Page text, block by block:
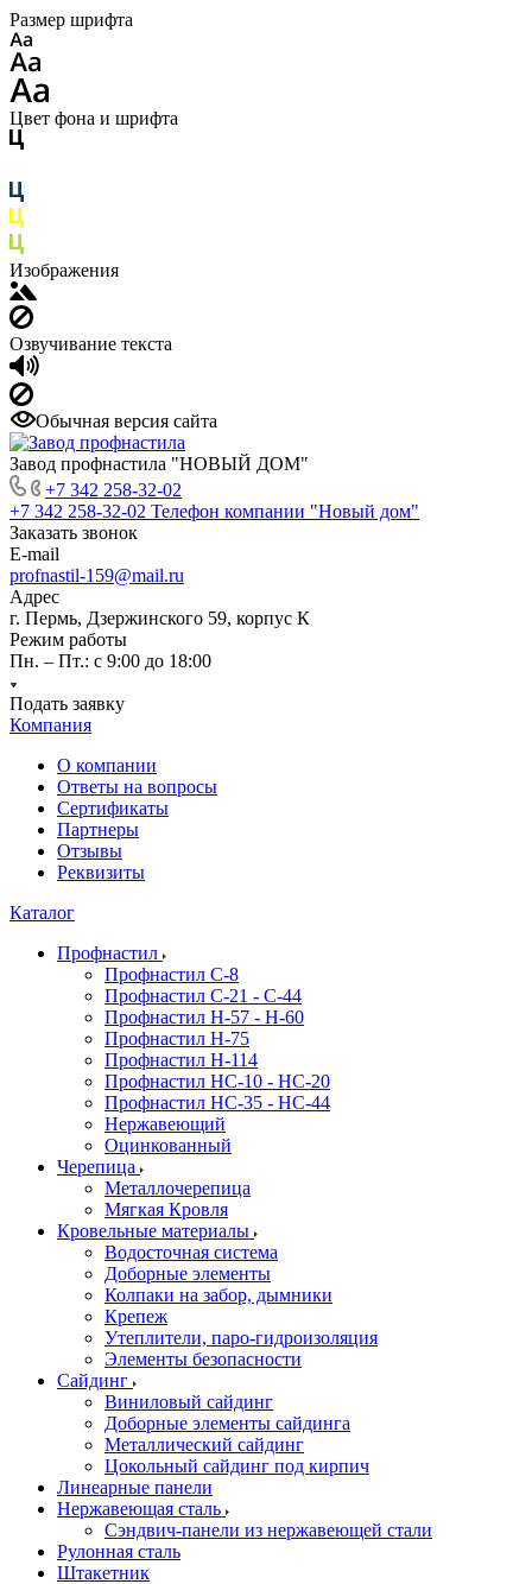
Размер шрифта
Цвет фона и шрифта
Изображения
Озвучивание текста
Обычная версия сайта
Завод профнастила "НОВЫЙ ДОМ"
+7 342 258-32-02
+7 342 258-32-02 Телефон компании "Новый дом"
Заказать звонок
E-mail
profnastil-159@mail.ru
Адрес
г. Пермь, Дзержинского 59, корпус К
Режим работы
Пн. – Пт.: с 9:00 до 18:00
Подать заявку
Компания
О компании
Ответы на вопросы
Сертификаты
Партнеры
Отзывы
Реквизиты
Каталог
Профнастил
Профнастил С-8
Профнастил C-21 - C-44
Профнастил H-57 - H-60
Профнастил Н-75
Профнастил H-114
Профнастил HC-10 - HC-20
Профнастил HC-35 - HC-44
Нержавеющий
Оцинкованный
Черепица
Металлочерепица
Мягкая Кровля
Кровельные материалы
Водосточная система
Доборные элементы
Колпаки на забор, дымники
Крепеж
Утеплители, паро-гидроизоляция
Элементы безопасности
Сайдинг
Виниловый сайдинг
Доборные элементы сайдинга
Металлический сайдинг
Цокольный сайдинг под кирпич
Линеарные панели
Нержавеющая сталь
Сэндвич-панели из нержавеющей стали
Рулонная сталь
Штакетник